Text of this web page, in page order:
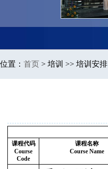
位置： 首页 > 培训 >> 培训安排
课程代码
Course
Code
课程名称
Course Name